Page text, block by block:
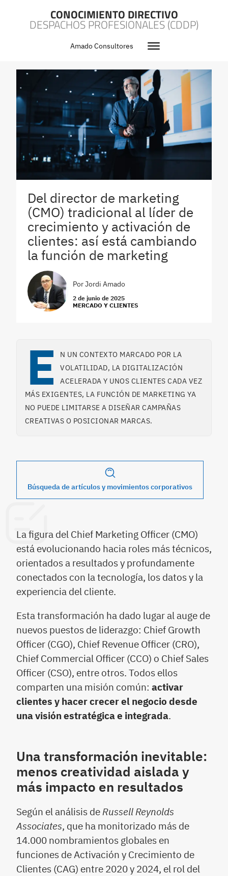
CONOCIMIENTO DIRECTIVO
DESPACHOS PROFESIONALES (CDDP)
Amado Consultores
Del director de marketing
(CMO) tradicional al líder de
crecimiento y activación de
clientes: así está cambiando
la función de marketing
PorJordi Amado
2 de junio de 2025
MERCADO Y CLIENTES
E
N UN CONTEXTO MARCADO POR LA
VOLATILIDAD, LA DIGITALIZACIÓN
ACELERADA Y UNOS CLIENTES CADA VEZ
MÁS EXIGENTES, LA FUNCIÓN DE MARKETING YA
NO PUEDE LIMITARSE A DISEÑAR CAMPAÑAS
CREATIVAS O POSICIONAR MARCAS.
Búsqueda de artículos y movimientos corporativos
La figura del Chief Marketing Officer (CMO)
está evolucionando hacia roles más técnicos,
orientados a resultados y profundamente
conectados con la tecnología, los datos y la
experiencia del cliente.
Esta transformación ha dado lugar al auge de
nuevos puestos de liderazgo: Chief Growth
Officer (CGO), Chief Revenue Officer (CRO),
Chief Commercial Officer (CCO) o Chief Sales
Officer (CSO), entre otros. Todos ellos
comparten una misión común: activar
clientes y hacer crecer el negocio desde
una visión estratégica e integrada.
Una transformación inevitable:
menos creatividad aislada y
más impacto en resultados
Según el análisis deRussell Reynolds
Associates, que ha monitorizado más de
14.000 nombramientos globales en
funciones de Activación y Crecimiento de
Clientes (CAG) entre 2020 y 2024, el rol del